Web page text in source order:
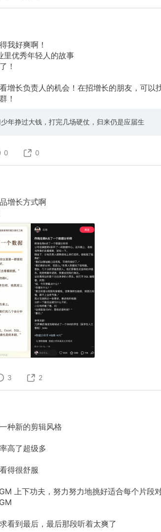
我好爽啊！
里优秀年轻人的故事
！
增长负责人的机会！在招增长的朋友，可以
！
年挣过大钱，打完几场硬仗，归来仍是应届生
0 0
增长方式啊
3 2
种新的剪辑风格
高了超级多
得很舒服
上下功夫，努力努力地挑好适合每个片段
看到最后，最后那段听着太爽了